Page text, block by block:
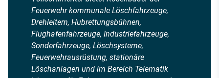
Feuerwehr kommunale Löschfahrzeuge,
Drehleitern, Hubrettungsbühnen,
Flughafenfahrzeuge, Industriefahrzeuge,
Sonderfahrzeuge, Löschsysteme,
Feuerwehrausrüstung, stationäre
Löschanlagen und im Bereich Telematik